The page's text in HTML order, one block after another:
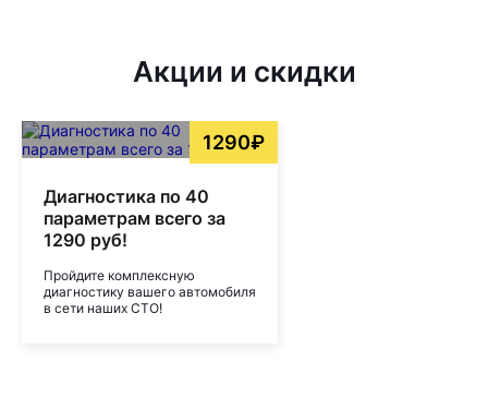
Акции и скидки
1290₽
Диагностика по 40
параметрам всего за
1290 руб!
Пройдите комплексную
диагностику вашего автомобиля
в сети наших СТО!